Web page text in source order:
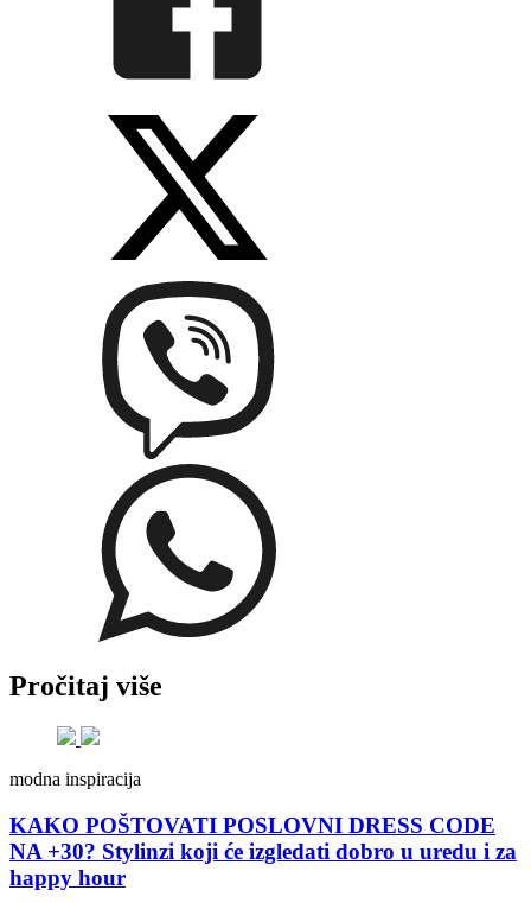
Pročitaj više
modna inspiracija
KAKO POŠTOVATI POSLOVNI DRESS CODE
NA +30? Stylinzi koji će izgledati dobro u uredu i za
happy hour